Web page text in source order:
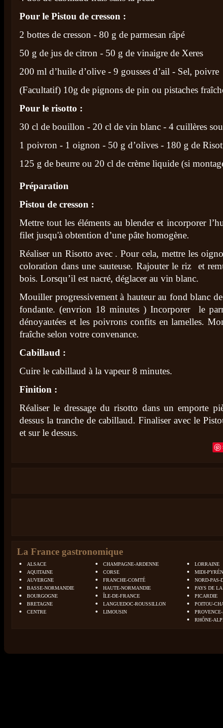
Pour le Pistou de cresson :
2 bottes de cresson - 80 g de parmesan râpé
50 g de jus de citron - 50 g de vinaigre de Xeres
200 ml d’huile d’olive - 9 gousses d’ail - Sel, poivre
(Facultatif) 10g de pignons de pin ou pistaches
Pour le risotto :
30 cl de bouillon - 20 cl de vin blanc - 4 cuillères
1 poivron - 1 oignon - 50 g d’olives - 180 g de
125 g de beurre ou 20 cl de crème liquide (si
Préparation
Pistou de cresson :
Mettre tout les éléments au blender et incorporer
filet jusqu'à obtention d’une pâte homogène.
Réaliser un Risotto avec . Pour cela, mettre les
coloration dans une sauteuse. Rajouter le riz et
bois. Lorsqu’il est nacré, déglacer au vin blanc.
Mouiller progressivement à hauteur au fond blanc
fondante. (envrion 18 minutes ) Incorporer le
dénoyautées et les poivrons confits en lamelles.
fraîche selon votre convenance.
Cabillaud :
Cuire le cabillaud à la vapeur 8 minutes.
Finition :
Réaliser le dressage du risotto dans un emporte
dessus la tranche de cabillaud. Finaliser avec le
et sur le dessus.
La France gastronomique
ALSACE
AQUITAINE
AUVERGNE
BASSE-NORMANDIE
BOURGOGNE
BRETAGNE
CENTRE
CHAMPAGNE-ARDENNE
CORSE
FRANCHE-COMTÉ
HAUTE-NORMANDIE
ÎLE-DE-FRANCE
LANGUEDOC-ROUSSILLON
LIMOUSIN
LORRAINE
MIDI-
NORD-PAS-
PAYS DE
PICARDIE
POITOU-
RHÔNE-